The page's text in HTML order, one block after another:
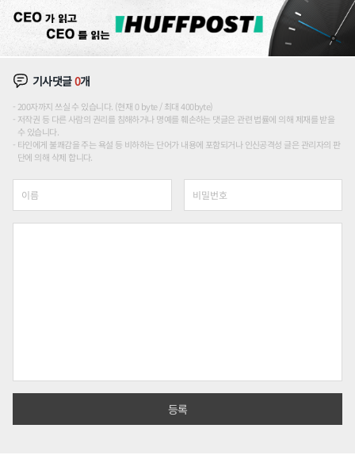
기사댓글0개
200자까지 쓰실 수 있습니다. (현재 0 byte / 최대 400byte)
저작권 등 다른 사람의 권리를 침해하거나 명예를 훼손하는 댓글은 관련 법률에 의해 제재를 받을
수 있습니다.
타인에게 불쾌감을 주는 욕설 등 비하하는 단어가 내용에 포함되거나 인신공격성 글은 관리자의 판
단에 의해 삭제 합니다.